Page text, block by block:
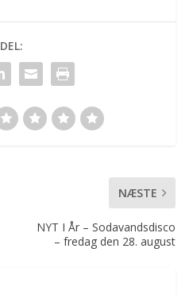
DEL:
NÆSTE
NYT I År – Sodavandsdisco
– fredag den 28. august